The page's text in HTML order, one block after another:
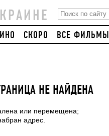
СКОРО ВСЕ ФИЛЬМЫ
НЕ НАЙДЕНА
или перемещена;
адрес.